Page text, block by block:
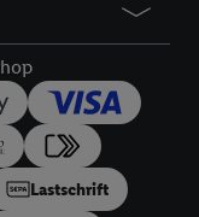
Lastschrift
Hierzu wird von
Partner auch Ihre
in
und
Utiq-Technologie